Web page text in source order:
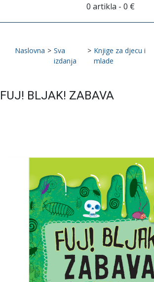
0 artikla - 0 €
Naslovna > Sva
izdanja
> Knjige za djecu i
mlade
FUJ! BLJAK! ZABAVA